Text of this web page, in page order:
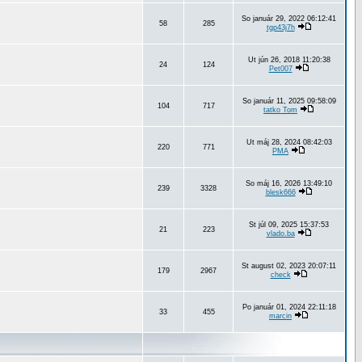
58 285
So január 29, 2022 06:12:41
tgp43j7h
24 124
Ut jún 26, 2018 11:20:38
Pet007
104 717
So január 11, 2025 09:58:09
tatko Tom
220 771
Ut máj 28, 2024 08:42:03
PMA
239 3328
So máj 16, 2026 13:49:10
blesk666
21 223
St júl 09, 2025 15:37:53
vlado.ba
179 2967
St august 02, 2023 20:07:11
check
33 455
Po január 01, 2024 22:11:18
marcin